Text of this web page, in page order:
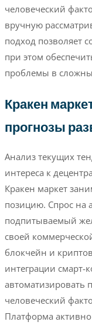
человеческий
вручную
подход позволяет
при этом
проблемы в
Кракен
прогнозы
Анализ текущих
интереса к
Кракен маркет
позицию. Спрос на
подпитываемый
своей
блокчейн и
интеграции смарт-
автоматизировать
человеческий
Платформа